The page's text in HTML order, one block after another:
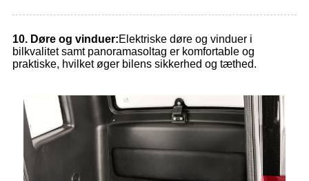
10. Døre og vinduer:Elektriske døre og vinduer i
bilkvalitet samt panoramasoltag er komfortable og
praktiske, hvilket øger bilens sikkerhed og tæthed.